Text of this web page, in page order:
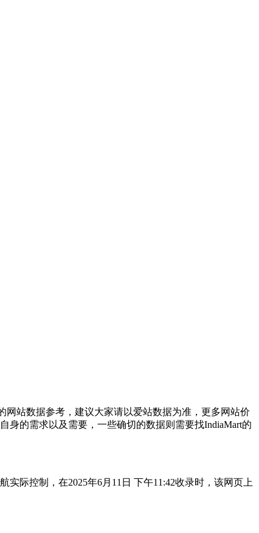
网站数据参考，建议大家请以爱站数据为准，更多网站价
身的需求以及需要，一些确切的数据则需要找IndiaMart的
际控制，在2025年6月11日 下午11:42收录时，该网页上